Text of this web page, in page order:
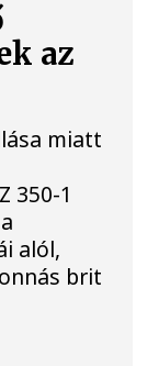
az
miatt
350-1
alól,
brit